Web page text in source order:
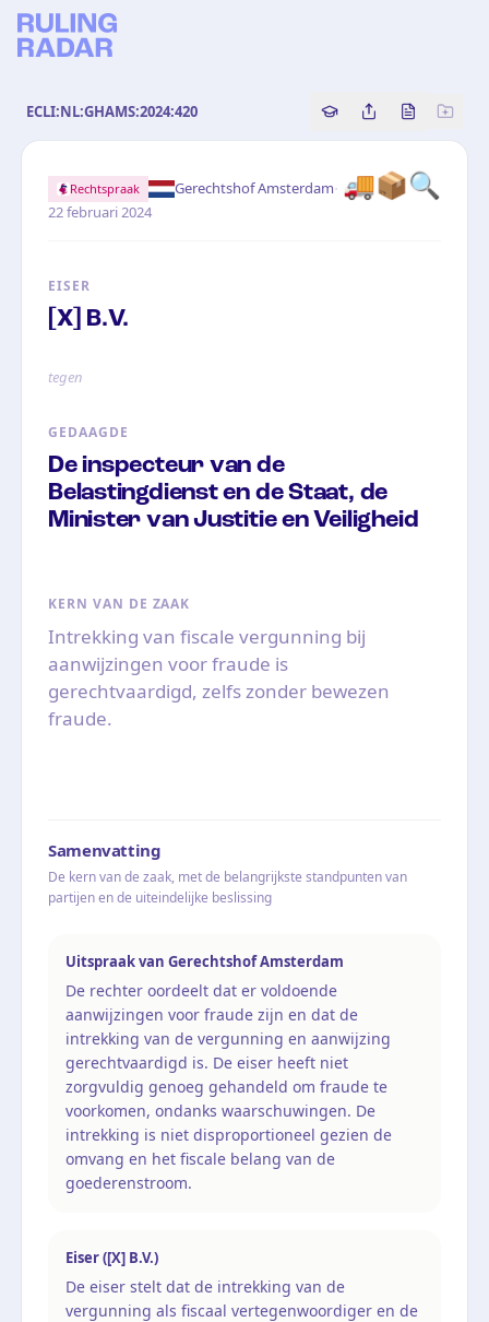
ECLI:NL:GHAMS:2024:420 Copy source
Share this
Bekijk
🚚📦🔍
Rechtspraak Gerechtshof Amsterdam·
22 februari 2024
EISER
[X] B.V.
tegen
GEDAAGDE
De inspecteur van de
Belastingdienst en de Staat, de
Minister van Justitie en Veiligheid
KERN VAN DE ZAAK
Intrekking van fiscale vergunning bij
aanwijzingen voor fraude is
gerechtvaardigd, zelfs zonder bewezen
fraude.
Samenvatting
De kern van de zaak, met de belangrijkste standpunten van
partijen en de uiteindelijke beslissing
Uitspraak van Gerechtshof Amsterdam
De rechter oordeelt dat er voldoende
aanwijzingen voor fraude zijn en dat de
intrekking van de vergunning en aanwijzing
gerechtvaardigd is. De eiser heeft niet
zorgvuldig genoeg gehandeld om fraude te
voorkomen, ondanks waarschuwingen. De
intrekking is niet disproportioneel gezien de
omvang en het fiscale belang van de
goederenstroom.
Eiser ([X] B.V.)
De eiser stelt dat de intrekking van de
vergunning als fiscaal vertegenwoordiger en de